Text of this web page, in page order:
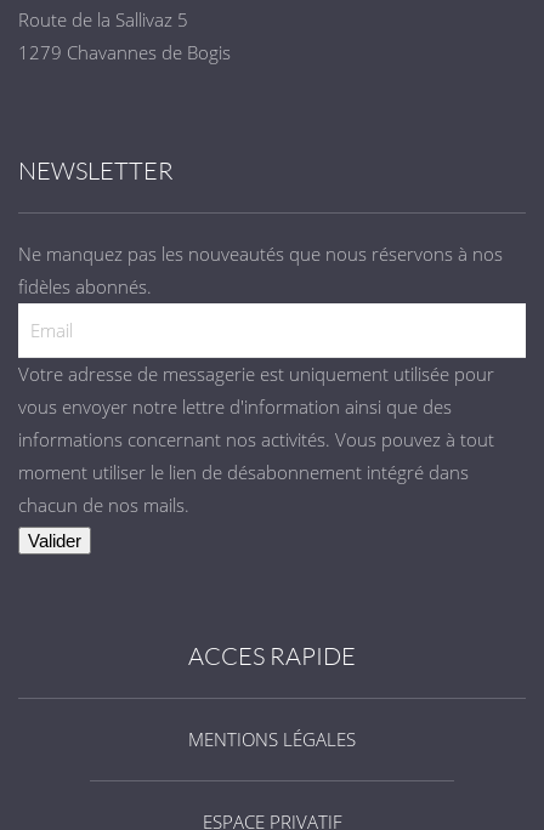
Route de la Sallivaz 5
1279 Chavannes de Bogis
NEWSLETTER
Ne manquez pas les nouveautés que nous réservons à nos
fidèles abonnés.
Votre adresse de messagerie est uniquement utilisée pour
vous envoyer notre lettre d'information ainsi que des
informations concernant nos activités. Vous pouvez à tout
moment utiliser le lien de désabonnement intégré dans
chacun de nos mails.
ACCES RAPIDE
MENTIONS LÉGALES
ESPACE PRIVATIF